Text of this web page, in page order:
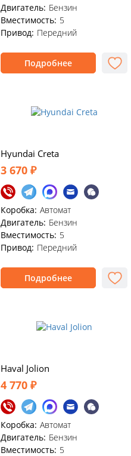
Двигатель: Бензин
Вместимость: 5
Привод: Передний
Подробнее
Hyundai Creta
3 670 ₽
Коробка: Автомат
Двигатель: Бензин
Вместимость: 5
Привод: Передний
Подробнее
Haval Jolion
4 770 ₽
Коробка: Автомат
Двигатель: Бензин
Вместимость: 5